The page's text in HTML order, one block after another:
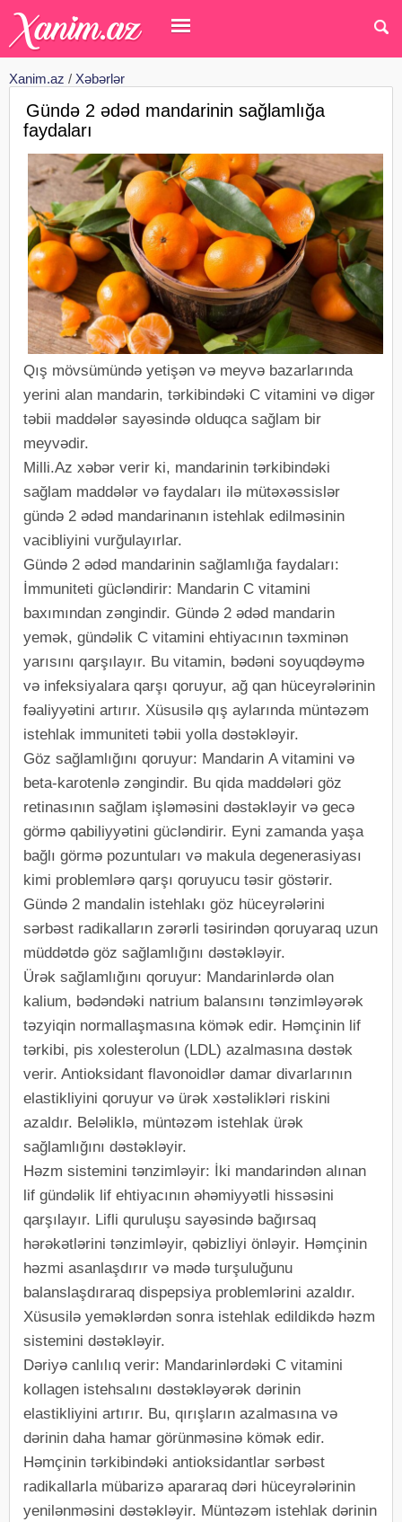
Xanim.az / Xəbərlər
Gündə 2 ədəd mandarinin sağlamlığa
faydaları
Qış mövsümündə yetişən və meyvə bazarlarında
yerini alan mandarin, tərkibindəki C vitamini və digər
təbii maddələr sayəsində olduqca sağlam bir
meyvədir.
Milli.Az xəbər verir ki, mandarinin tərkibindəki
sağlam maddələr və faydaları ilə mütəxəssislər
gündə 2 ədəd mandarinanın istehlak edilməsinin
vacibliyini vurğulayırlar.
Gündə 2 ədəd mandarinin sağlamlığa faydaları:
İmmuniteti gücləndirir: Mandarin C vitamini
baxımından zəngindir. Gündə 2 ədəd mandarin
yemək, gündəlik C vitamini ehtiyacının təxminən
yarısını qarşılayır. Bu vitamin, bədəni soyuqdəymə
və infeksiyalara qarşı qoruyur, ağ qan hüceyrələrinin
fəaliyyətini artırır. Xüsusilə qış aylarında müntəzəm
istehlak immuniteti təbii yolla dəstəkləyir.
Göz sağlamlığını qoruyur: Mandarin A vitamini və
beta-karotenlə zəngindir. Bu qida maddələri göz
retinasının sağlam işləməsini dəstəkləyir və gecə
görmə qabiliyyətini gücləndirir. Eyni zamanda yaşa
bağlı görmə pozuntuları və makula degenerasiyası
kimi problemlərə qarşı qoruyucu təsir göstərir.
Gündə 2 mandalin istehlakı göz hüceyrələrini
sərbəst radikalların zərərli təsirindən qoruyaraq uzun
müddətdə göz sağlamlığını dəstəkləyir.
Ürək sağlamlığını qoruyur: Mandarinlərdə olan
kalium, bədəndəki natrium balansını tənzimləyərək
təzyiqin normallaşmasına kömək edir. Həmçinin lif
tərkibi, pis xolesterolun (LDL) azalmasına dəstək
verir. Antioksidant flavonoidlər damar divarlarının
elastikliyini qoruyur və ürək xəstəlikləri riskini
azaldır. Beləliklə, müntəzəm istehlak ürək
sağlamlığını dəstəkləyir.
Həzm sistemini tənzimləyir: İki mandarindən alınan
lif gündəlik lif ehtiyacının əhəmiyyətli hissəsini
qarşılayır. Lifli quruluşu sayəsində bağırsaq
hərəkətlərini tənzimləyir, qəbizliyi önləyir. Həmçinin
həzmi asanlaşdırır və mədə turşuluğunu
balanslaşdıraraq dispepsiya problemlərini azaldır.
Xüsusilə yeməklərdən sonra istehlak edildikdə həzm
sistemini dəstəkləyir.
Dəriyə canlılıq verir: Mandarinlərdəki C vitamini
kollagen istehsalını dəstəkləyərək dərinin
elastikliyini artırır. Bu, qırışların azalmasına və
dərinin daha hamar görünməsinə kömək edir.
Həmçinin tərkibindəki antioksidantlar sərbəst
radikallarla mübarizə apararaq dəri hüceyrələrinin
yenilənməsini dəstəkləyir. Müntəzəm istehlak dərinin